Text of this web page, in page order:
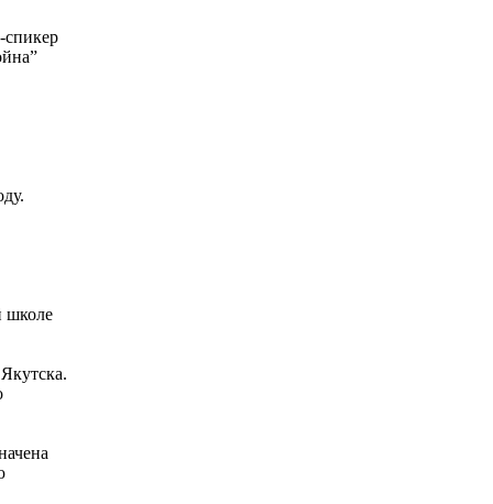
спикер
школе